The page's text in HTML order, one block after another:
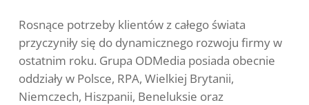
Rosnące potrzeby klientów z całego świata
przyczyniły się do dynamicznego rozwoju firmy w
ostatnim roku. Grupa ODMedia posiada obecnie
oddziały w Polsce, RPA, Wielkiej Brytanii,
Niemczech, Hiszpanii, Beneluksie oraz